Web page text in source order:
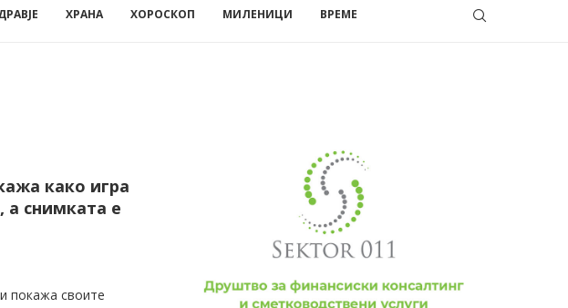
ХРАНА ХОРОСКОП МИЛЕНИЦИ ВРЕМЕ
како игра
а снимката е
покажа своите